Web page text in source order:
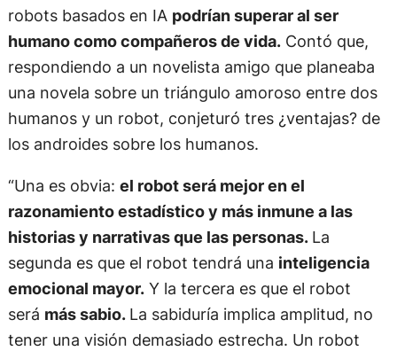
robots basados en IA podrían superar al ser
humano como compañeros de vida.Contó que,
respondiendo a un novelista amigo que planeaba
una novela sobre un triángulo amoroso entre dos
humanos y un robot, conjeturó tres ¿ventajas? de
los androides sobre los humanos.
“Una es obvia: el robot será mejor en el
razonamiento estadístico y más inmune a las
historias y narrativas que las personas. La
segunda es que el robot tendrá una inteligencia
emocional mayor.Y la tercera es que el robot
será más sabio. La sabiduría implica amplitud, no
tener una visión demasiado estrecha. Un robot